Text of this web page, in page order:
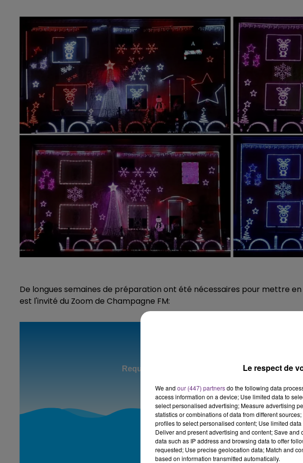
LA POP MACHINE - CHAMPAGNE FM LA
De longues semaines de préparation ont été nécessaires pour mettre
est l'invité du Zoom de Champagne FM:
FM
19h15 - 20h00
LA RADIO POP
5h00
LE
Le respect de
We and our (447) partnersdo the following data
access information on a device; Use limited data to
select personalised advertising; Measure advertising
statistics or combinations of data from different
profiles to select personalised content; Use limited
Deliver and present advertising and content; Save
data such as IP address and browsing data to offer
requested; Use precise geolocation data; Match and
based on information transmitted automatically.